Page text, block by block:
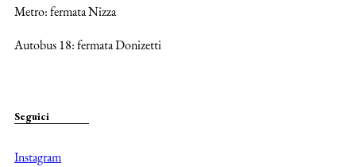
Metro: fermata Nizza
Autobus 18: fermata Donizetti
Seguici
Instagram